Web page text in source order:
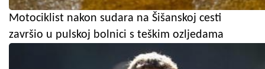
Motociklist nakon sudara na Šišanskoj cesti
završio u pulskoj bolnici s teškim ozljedama